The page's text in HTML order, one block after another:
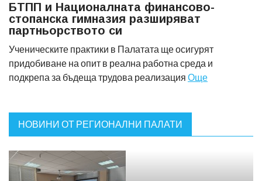
БТПП и Националната финансово-
стопанска гимназия разширяват
партньорството си
Ученическите практики в Палатата ще осигурят
придобиване на опит в реална работна среда и
подкрепа за бъдеща трудова реализация Още
НОВИНИ ОТ РЕГИОНАЛНИ ПАЛАТИ